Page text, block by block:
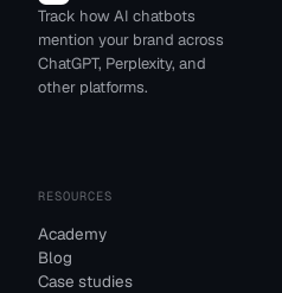
Track how AI chatbots
mention your brand across
ChatGPT, Perplexity, and
other platforms.
RESOURCES
Academy
Blog
Case studies